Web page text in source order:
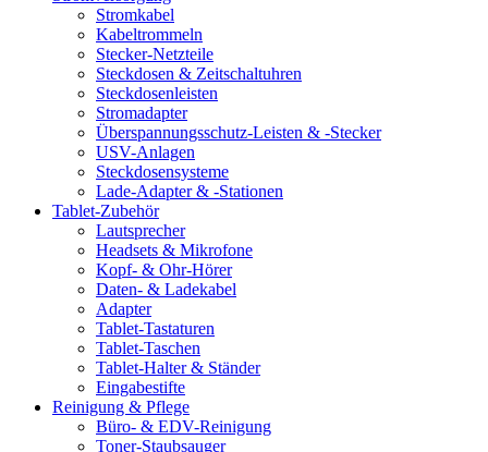
Stromkabel
Kabeltrommeln
Stecker-Netzteile
Steckdosen & Zeitschaltuhren
Steckdosenleisten
Stromadapter
Überspannungsschutz-Leisten & -Stecker
USV-Anlagen
Steckdosensysteme
Lade-Adapter & -Stationen
Tablet-Zubehör
Lautsprecher
Headsets & Mikrofone
Kopf- & Ohr-Hörer
Daten- & Ladekabel
Adapter
Tablet-Tastaturen
Tablet-Taschen
Tablet-Halter & Ständer
Eingabestifte
Reinigung & Pflege
Büro- & EDV-Reinigung
Toner-Staubsauger